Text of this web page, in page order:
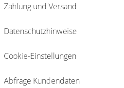
Zahlung und Versand
Datenschutzhinweise
Cookie-Einstellungen
Abfrage Kundendaten